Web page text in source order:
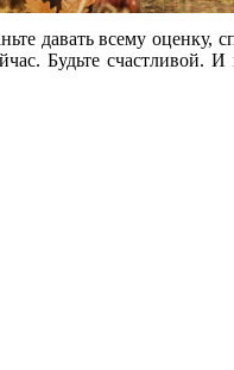
давать всему оценку,
Будьте счастливой.